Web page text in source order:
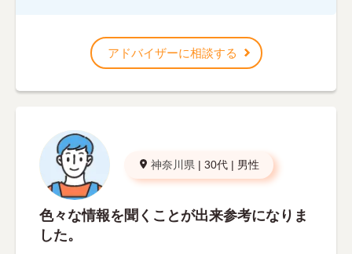
アドバイザーに相談する
神奈川県 | 30代 | 男性
色々な情報を聞くことが出来参考になりま
した。